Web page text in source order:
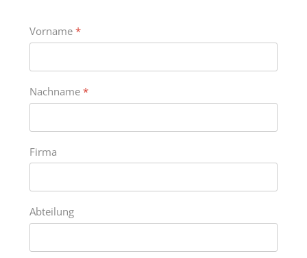
Vorname *
Nachname *
Firma
Abteilung